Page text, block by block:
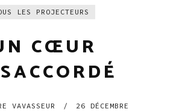
LES PROJECTEURS
CŒUR
VAVASSEUR /
26 DÉCEMBRE